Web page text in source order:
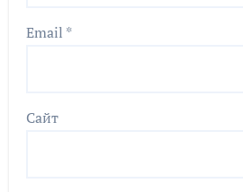
Email *
Сайт